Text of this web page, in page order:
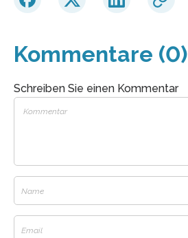
Kommentare (0)
Schreiben Sie einen Kommentar